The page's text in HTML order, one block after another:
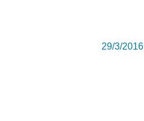
29/3/2016